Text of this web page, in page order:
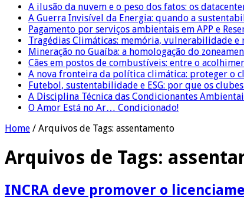
A ilusão da nuvem e o peso dos fatos: os
A Guerra Invisível da Energia: quando a
Pagamento por serviços ambientais em APP e
Tragédias Climáticas: memória, vulnerabilidade e
Mineração no Guaíba: a homologação do
Cães em postos de combustíveis: entre o
A nova fronteira da política climática: proteger o
Futebol, sustentabilidade e ESG: por que os
A Disciplina Técnica das Condicionantes
O Amor Está no Ar… Condicionado!
Home / Arquivos de Tags: assentamento
Arquivos de Tags:
INCRA deve promover o